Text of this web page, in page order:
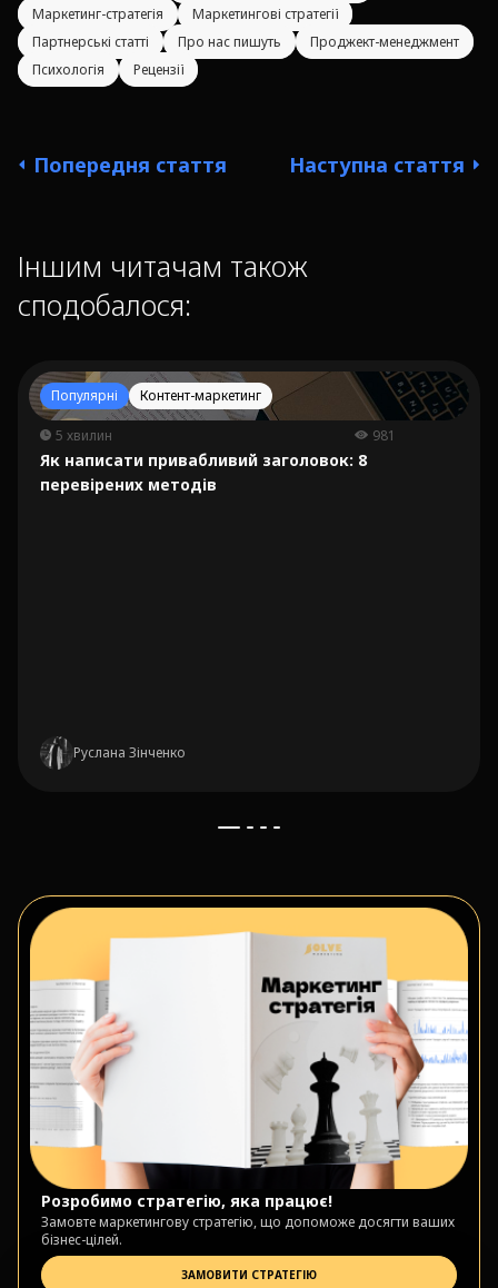
Маркетинг-стратегія
Маркетингові стратегії
Партнерські статті
Про нас пишуть
Проджект-менеджмент
Психологія
Рецензії
Попередня стаття Наступна стаття
Іншим читачам також
сподобалося:
Популярні Контент-маркетинг
5 хвилин 981
Як написати привабливий заголовок: 8
перевірених методів
Руслана Зінченко
Розробимо стратегію, яка працює!
Замовте маркетингову стратегію, що допоможе досягти ваших
бізнес-цілей.
ЗАМОВИТИ СТРАТЕГІЮ